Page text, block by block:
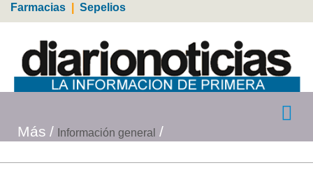
Farmacias Sepelios
Más Información general